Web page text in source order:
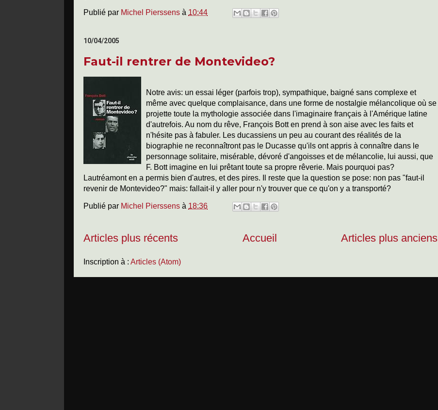
Publié par Michel Pierssens à 10:44
10/04/2005
Faut-il rentrer de Montevideo?
Notre avis: un essai léger (parfois trop), sympathique, baigné sans complexe et
même avec quelque complaisance, dans une forme de nostalgie mélancolique où se
projette toute la mythologie associée dans l'imaginaire français à l'Amérique latine
d'autrefois. Au nom du rêve, François Bott en prend à son aise avec les faits et
n'hésite pas à fabuler. Les ducassiens un peu au courant des réalités de la
biographie ne reconnaîtront pas le Ducasse qu'ils ont appris à connaître dans le
personnage solitaire, misérable, dévoré d'angoisses et de mélancolie, lui aussi, que
F. Bott imagine en lui prêtant toute sa propre rêverie. Mais pourquoi pas?
Lautréamont en a permis bien d'autres, et des pires. Il reste que la question se pose: non pas "faut-il
revenir de Montevideo?" mais: fallait-il y aller pour n'y trouver que ce qu'on y a transporté?
Publié par Michel Pierssens à 18:36
Articles plus récents Articles plus anciens
Accueil
Inscription à : Articles (Atom)